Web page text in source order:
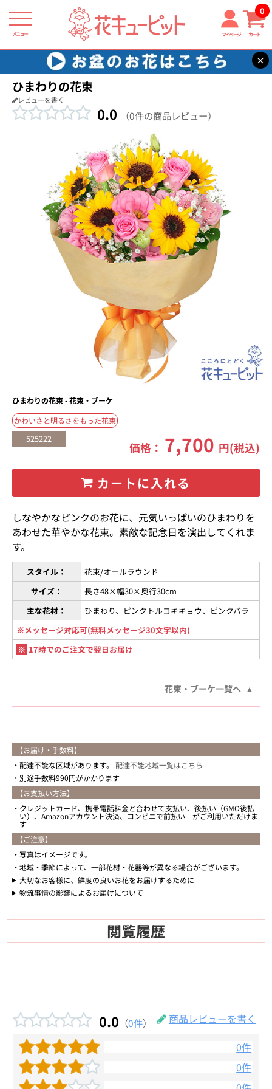
メニュー マイページ カート
0
×
花キューピット 花束・ブーケ 【花束・ブーケ】ひまわりの花束
ひまわりの花束
レビューを書く
0.0 （0件の商品レビュー）
ひまわりの花束 - 花束・ブーケ
かわいさと明るさをもった花束
525222
価格： 7,700 円(税込)
カートに入れる
しなやかなピンクのお花に、元気いっぱいのひまわりを
あわせた華やかな花束。素敵な記念日を演出してくれま
す。
スタイル：
花束/オールラウンド
サイズ：
長さ48×幅30×奥行30cm
主な花材：
ひまわり、ピンクトルコキキョウ、ピンクバラ
※メッセージ対応可(無料メッセージ30文字以内)
※ 17時でのご注文で翌日お届け
花束・ブーケ一覧へ
【お届け・手数料】
配達不能な区域があります。 配達不能地域一覧はこちら
別途手数料990円がかかります
【お支払い方法】
クレジットカード、携帯電話料金と合わせて支払い、後払い（GMO後払
い）、Amazonアカウント決済、コンビニで前払い がご利用いただけま
す
【ご注意】
写真はイメージです。
地域・季節によって、一部花材・花器等が異なる場合がございます。
大切なお客様に、鮮度の良いお花をお届けするために
物流事情の影響によるお届けについて
閲覧履歴
0.0 （0件）
商品レビューを書く
0件
0件